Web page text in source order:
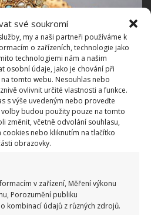
své soukromí
my a naši partneři používáme k
o zařízeních, technologie jako
technologiemi nám a našim
osobní údaje, jako je chování při
tomto webu. Nesouhlas nebo
ovlivnit určité vlastnosti a funkce.
s výše uvedeným nebo proveďte
budou použity pouze na tomto
změnit, včetně odvolání souhlasu,
nebo kliknutím na tlačítko
obrazovky.
v zařízení, Měření výkonu
Porozumění publiku
kombinací údajů z různých zdrojů.
roztoku
či špinavé zlaté šperky